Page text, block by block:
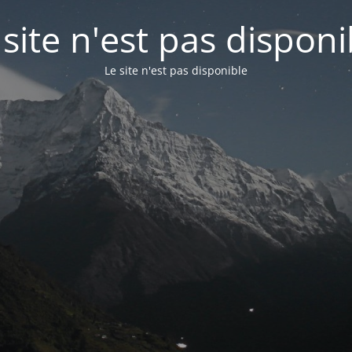
n'est pas
Le site n'est pas disponible